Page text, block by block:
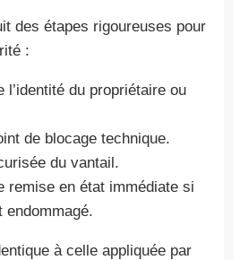
des étapes rigoureuses pour
:
l’identité du propriétaire ou
de blocage technique.
du vantail.
remise en état immédiate si
endommagé.
à celle appliquée par